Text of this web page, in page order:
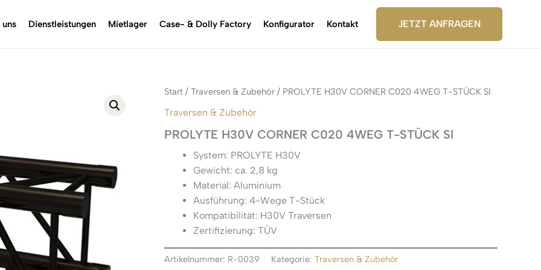
Dienstleistungen Mietlager Case- & Dolly Factory Konfigurator Kontakt JETZT ANFRAGEN
Start / Traversen & Zubehör / PROLYTE H30V CORNER C020 4WEG T-STÜCK SI
Traversen & Zubehör
PROLYTE H30V CORNER C020 4WEG T-STÜCK SI
System: PROLYTE H30V
Gewicht: ca. 2,8 kg
Material: Aluminium
Ausführung: 4-Wege T-Stück
Kompatibilität: H30V Traversen
Zertifizierung: TÜV
Artikelnummer: R-0039 Kategorie: Traversen & Zubehör